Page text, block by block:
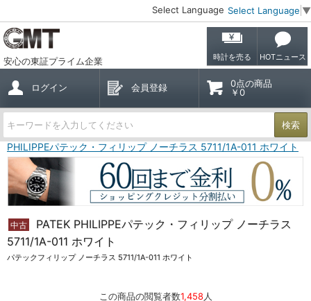
Select Language Select Language ▼
安心の東証プライム企業 時計を売る HOTニュース
ログイン 会員登録
0点の商品
￥0
検索
PHILIPPEパテック・フィリップ ノーチラス 5711/1A-011 ホワイト
中古
PATEK PHILIPPEパテック・フィリップ ノーチラス
5711/1A-011 ホワイト
パテックフィリップ ノーチラス 5711/1A-011 ホワイト
この商品の閲覧者数1,458人